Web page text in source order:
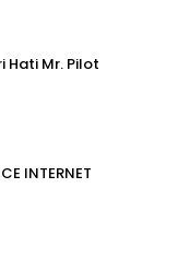
Hati Mr. Pilot
INTERNET